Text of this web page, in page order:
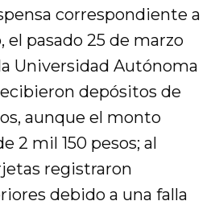
correspondiente a
el pasado 25 de marzo
Universidad Autónoma
depósitos de
aunque el monto
2 mil 150 pesos; al
registraron
debido a una falla